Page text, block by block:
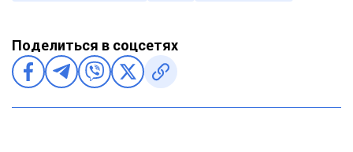
Поделиться в соцсетях